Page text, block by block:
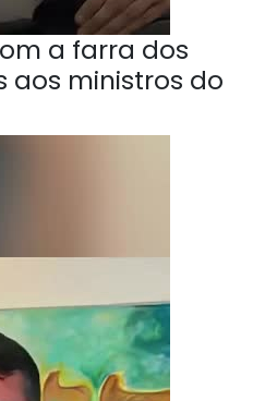
a farra dos
aos ministros do